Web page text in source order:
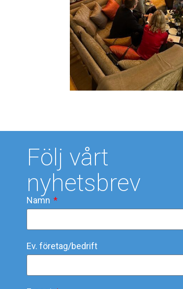
Följ vårt
nyhetsbrev
Namn
Ev. företag/bedrift